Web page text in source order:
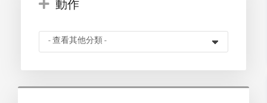
動作